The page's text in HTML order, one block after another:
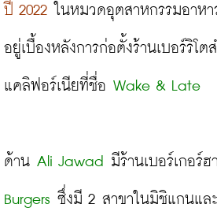
ปี 2022 ในหมวดอุตสาหกรรมอาห
อยู่เบื้องหลังการก่อตั้งร้านเบอร์ริโต
แคลิฟอร์เนียที่ชื่อ Wake & Late
ด้าน Ali Jawad มีร้านเบอร์เกอร์ฮ
Burgers ซึ่งมี 2 สาขาในมิชิแกนแล